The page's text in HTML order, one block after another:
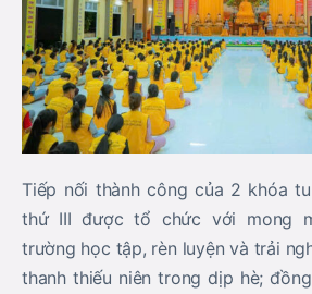
Tiếp nối thành công của 2 khóa
thứ III được tổ chức với mong
trường học tập, rèn luyện và trải
thanh thiếu niên trong dịp hè;